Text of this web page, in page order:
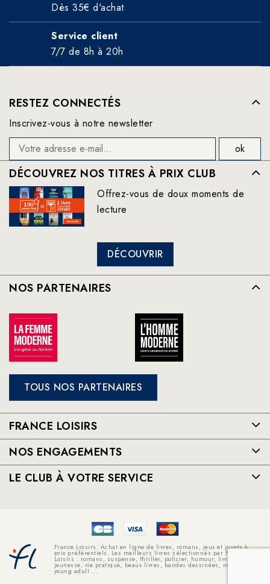
Dès 35€ d'achat
Service client
7/7 de 8h à 20h
RESTEZ CONNECTÉS
Inscrivez-vous à notre newsletter
DÉCOUVREZ NOS TITRES À PRIX CLUB
Offrez-vous de doux moments de
lecture
DÉCOUVRIR
NOS PARTENAIRES
TOUS NOS PARTENAIRES
FRANCE LOISIRS
NOS ENGAGEMENTS
LE CLUB À VOTRE SERVICE
France Loisirs: Achat en ligne de livres, romans, jeux et jouets à
prix préférentiels. Les meilleurs livres sélectionnés par France
Loisirs : romans, suspense, thriller, policier, humour, livre
jeunesse, vie pratique, beaux livres, bandes dessinées, mangas,
young adult ...